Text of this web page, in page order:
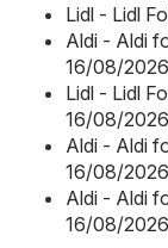
Lidl - Lidl
Aldi - Aldi
16/08/
Lidl - Lidl
16/08/
Aldi - Aldi
16/08/
Aldi - Aldi
16/08/